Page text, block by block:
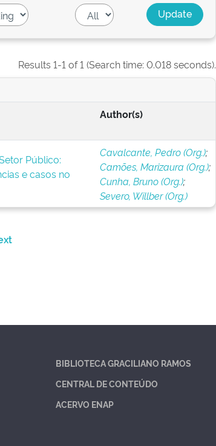
Results 1-1 of 1 (Search time: 0.018 seconds).
Author(s)
Público:
e casos no
Cavalcante, Pedro (Org.);
Camões, Marizaura (Org.);
Cunha, Bruno (Org.);
Severo, Willber (Org.)
BIBLIOTECA GRACILIANO RAMOS
CENTRAL DE CONTEÚDO
ACERVO ENAP